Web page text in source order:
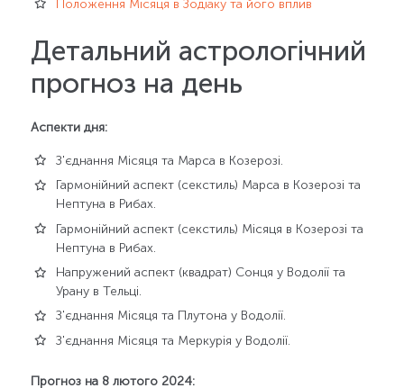
Положення Місяця в Зодіаку та його вплив
Детальний астрологічний
прогноз на день
Аспекти дня:
З'єднання Місяця та Марса в Козерозі.
Гармонійний аспект (секстиль) Марса в Козерозі та
Нептуна в Рибах.
Гармонійний аспект (секстиль) Місяця в Козерозі та
Нептуна в Рибах.
Напружений аспект (квадрат) Сонця у Водолії та
Урану в Тельці.
З'єднання Місяця та Плутона у Водолії.
З'єднання Місяця та Меркурія у Водолії.
Прогноз на 8 лютого 2024: